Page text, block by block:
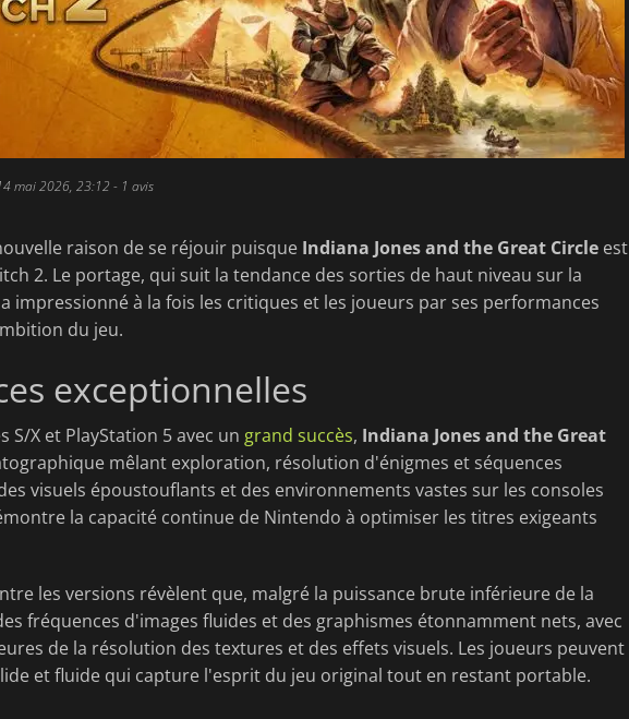
mai 2026, 23:12 - 1 avis
raison de se réjouir puisque Indiana Jones and the Great Circle est
2. Le portage, qui suit la tendance des sorties de haut niveau sur la
impressionné à la fois les critiques et les joueurs par ses performances
du jeu.
exceptionnelles
S/X et PlayStation 5 avec un grand succès, Indiana Jones and the Great
mêlant exploration, résolution d'énigmes et séquences
visuels époustouflants et des environnements vastes sur les consoles
la capacité continue de Nintendo à optimiser les titres exigeants
les versions révèlent que, malgré la puissance brute inférieure de la
fréquences d'images fluides et des graphismes étonnamment nets, avec
de la résolution des textures et des effets visuels. Les joueurs peuvent
et fluide qui capture l'esprit du jeu original tout en restant portable.